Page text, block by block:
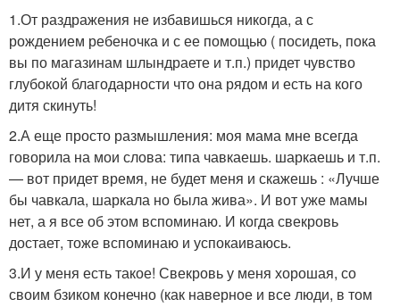
1.От раздражения не избавишься никогда, а с
рождением ребеночка и с ее помощью ( посидеть, пока
вы по магазинам шлындраете и т.п.) придет чувство
глубокой благодарности что она рядом и есть на кого
дитя скинуть!
2.А еще просто размышления: моя мама мне всегда
говорила на мои слова: типа чавкаешь. шаркаешь и т.п.
— вот придет время, не будет меня и скажешь : «Лучше
бы чавкала, шаркала но была жива». И вот уже мамы
нет, а я все об этом вспоминаю. И когда свекровь
достает, тоже вспоминаю и успокаиваюсь.
3.И у меня есть такое! Свекровь у меня хорошая, со
своим бзиком конечно (как наверное и все люди, в том